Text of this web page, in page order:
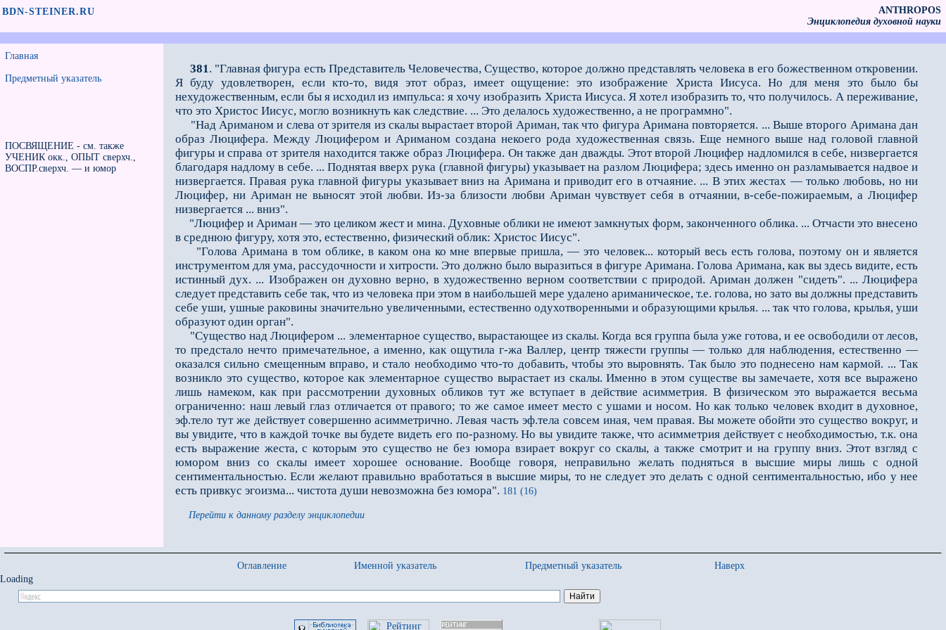
BDN-STEINER.RU
ANTHROPOS
Энциклопедия духовной науки
Главная
Предметный указатель
ПОСВЯЩЕНИЕ - см. также
УЧЕНИК окк., ОПЫТ сверхч.,
ВОСПР.сверхч. — и юмор
381. "Главная фигура есть Представитель Человечества, Существо, которое должно представлять человека в его божественном откровении.
Я буду удовлетворен, если кто-то, видя этот образ, имеет ощущение: это изображение Христа Иисуса. Но для меня это было бы
нехудожественным, если бы я исходил из импульса: я хочу изобразить Христа Иисуса. Я хотел изобразить то, что получилось. А переживание,
что это Христос Иисус, могло возникнуть как следствие. ... Это делалось художественно, а не программно".
"Над Ариманом и слева от зрителя из скалы вырастает второй Ариман, так что фигура Аримана повторя­ется. ... Выше второго Аримана дан
образ Люцифера. Между Люцифером и Ариманом создана некоего рода художественная связь. Еще немного выше над головой главной
фигуры и справа от зрителя находится также образ Люцифера. Он также дан дважды. Этот второй Люцифер надломился в себе, низвергается
благодаря надлому в себе. ... Поднятая вверх рука (главной фигуры) указывает на разлом Люцифера; здесь именно он разламывается надвое и
низвергается. Правая рука главной фигуры указывает вниз на Аримана и приво­дит его в отчаяние. ... В этих жестах — только любовь, но ни
Люцифер, ни Ариман не выносят этой любви. Из-за близости любви Ариман чувствует себя в отчаянии, в-себе-пожираемым, а Люцифер
низвергается ... вниз".
"Люцифер и Ариман — это целиком жест и мина. Духовные облики не имеют замкнутых форм, законченного облика. ... Отчасти это внесено
в среднюю фигуру, хотя это, естественно, физический облик: Христос Иисус".
"Голова Аримана в том облике, в каком она ко мне впервые пришла, — это человек... который весь есть голова, поэтому он и является
инструментом для ума, рассудочности и хитрости. Это должно было выразиться в фигуре Аримана. Голова Аримана, как вы здесь видите, есть
истинный дух. ... Изображен он духовно верно, в художественно верном соответствии с природой. Ариман должен "сидеть". ... Люцифера
следует представить себе так, что из человека при этом в наибольшей мере удалено ариманическое, т.е. голова, но зато вы должны представить
себе уши, ушные раковины значительно увеличенными, естественно одухотворен­ными и образующими крылья. ... так что голова, крылья, уши
образуют один орган".
"Существо над Люцифером ... элементарное существо, вырастающее из скалы. Когда вся группа была уже готова, и ее освободили от лесов,
то предстало нечто примечательное, а именно, как ощутила г-жа Валлер, центр тяжести группы — только для наблюдения, естественно —
оказался сильно смещенным вправо, и стало необходимо что-то добавить, чтобы это выровнять. Так было это поднесено нам кармой. ... Так
воз­никло это существо, которое как элементарное существо вырастает из скалы. Именно в этом существе вы замечаете, хотя все выражено
лишь намеком, как при рассмотрении духовных обликов тут же вступает в действие асимметрия. В физическом это выражается весьма
ограниченно: наш левый глаз отличается от пра­вого; то же самое имеет место с ушами и носом. Но как только человек входит в духовное,
эф.тело тут же действует совершенно асимметрично. Левая часть эф.тела совсем иная, чем правая. Вы можете обойти это существо вокруг, и
вы увидите, что в каждой точке вы будете видеть его по-разному. Но вы увидите также, что асимметрия действует с необходимостью, т.к. она
есть выражение жеста, с которым это существо не без юмора взирает вокруг со скалы, а также смотрит и на группу вниз. Этот взгляд с
юмором вниз со скалы имеет хорошее основание. Вообще говоря, неправильно желать подняться в высшие миры лишь с одной
сентиментальностью. Если желают правильно вработаться в высшие миры, то не следует это делать с одной сентиментальностью, ибо у нее
есть привкус эгоизма... чистота души невозможна без юмора". 181 (16)
Перейти к данному разделу энциклопедии
Оглавление Именной указатель Предметный указатель
Наверх
Loading